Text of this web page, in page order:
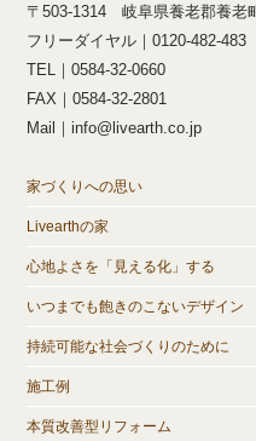
〒503-1314 岐阜県養老郡養老
フリーダイヤル｜0120-482-483
TEL｜0584-32-0660
FAX｜0584-32-2801
Mail｜info@livearth.co.jp
家づくりへの思い
Livearthの家
心地よさを「見える化」する
いつまでも飽きのこないデザイン
持続可能な社会づくりのために
施工例
本質改善型リフォーム